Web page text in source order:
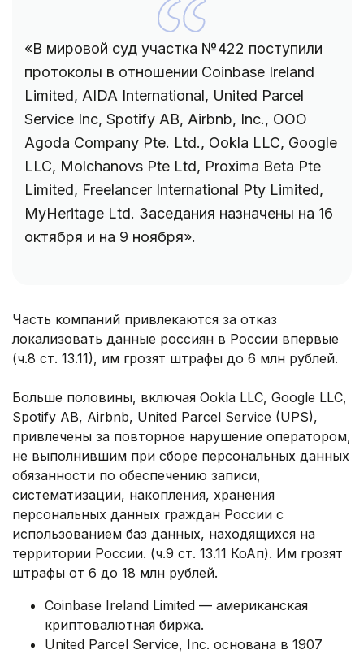
«В мировой суд участка №422 поступили
протоколы в отношении Coinbase Ireland
Limited, AIDA International, United Parcel
Service Inc, Spotify AB, Airbnb, Inc., OOO
Agoda Company Pte. Ltd., Ookla LLC, Google
LLC, Molchanovs Pte Ltd, Proxima Beta Pte
Limited, Freelancer International Pty Limited,
MyHeritage Ltd. Заседания назначены на 16
октября и на 9 ноября».
Часть компаний привлекаются за отказ
локализовать данные россиян в России впервые
(ч.8 ст. 13.11), им грозят штрафы до 6 млн рублей.
Больше половины, включая Ookla LLC, Google LLC,
Spotify AB, Airbnb, United Parcel Service (UPS),
привлечены за повторное нарушение оператором,
не выполнившим при сборе персональных данных
обязанности по обеспечению записи,
систематизации, накопления, хранения
персональных данных граждан России с
использованием баз данных, находящихся на
территории России. (ч.9 ст. 13.11 КоАп). Им грозят
штрафы от 6 до 18 млн рублей.
Coinbase Ireland Limited — американская
криптовалютная биржа.
United Parcel Service, Inc. основана в 1907